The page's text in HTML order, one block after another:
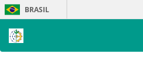
Skip
navigation
BRASIL